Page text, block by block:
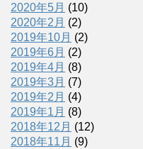
2020年5月 (10)
2020年2月 (2)
2019年10月 (2)
2019年6月 (2)
2019年4月 (8)
2019年3月 (7)
2019年2月 (4)
2019年1月 (8)
2018年12月 (12)
2018年11月 (9)